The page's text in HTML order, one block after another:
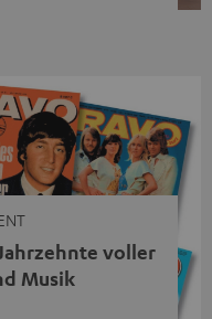
HiFi-Technik,
hohe Flexibilität in
dass man für großen
Anlage mehr braucht.
voller
Musik